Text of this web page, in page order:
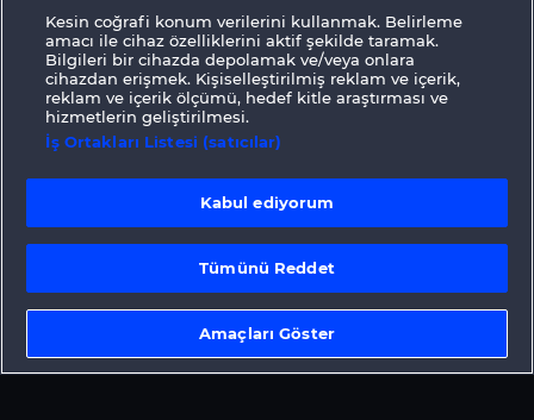
Hüküm ve Koşullar Gizlilik Beyanı
Künye Şirket SSS
İptal talebini gönder
Sosyal casino oyunları sadece eğlence
amaçlıdır ve gerçek parayla oynanan kumar
oyunlarında gelecekte elde edilebilecek olası
Kesin coğrafi konum verilerini kullanmak. Belirleme
amacı ile cihaz özelliklerini aktif şekilde taramak.
Bilgileri bir cihazda depolamak ve/veya onlara
cihazdan erişmek. Kişiselleştirilmiş reklam ve içerik,
reklam ve içerik ölçümü, hedef kitle araştırması ve
hizmetlerin geliştirilmesi.
İş Ortakları Listesi (satıcılar)
Kabul ediyorum
Tümünü Reddet
Amaçları Göster